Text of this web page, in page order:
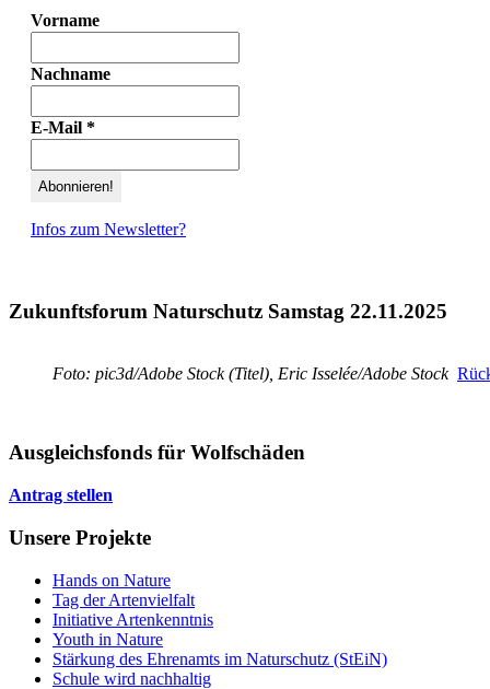
Vorname
Nachname
E-Mail *
Infos zum Newsletter?
Zukunftsforum Naturschutz Samstag 22.11.2025
Foto: pic3d/Adobe Stock (Titel), Eric Isselée/Adobe Stock
Ausgleichsfonds für Wolfschäden
Antrag stellen
Unsere Projekte
Hands on Nature
Tag der Artenvielfalt
Initiative Artenkenntnis
Youth in Nature
Stärkung des Ehrenamts im Naturschutz (StEiN)
Schule wird nachhaltig